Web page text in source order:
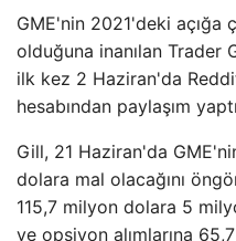
GME'nin 2021'deki açığa
olduğuna inanılan Trader
ilk kez 2 Haziran'da
hesabından paylaşım
Gill, 21 Haziran'da
dolara mal olacağını
115,7 milyon dolara 5
ve opsiyon alımlarına